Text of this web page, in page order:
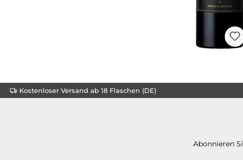
Kostenloser Versand ab 18 Flaschen (DE)
Abonnieren